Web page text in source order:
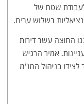
לעבודת שטח של
החוצה עשר דירות
אמיר הרגיש
בניהול המו"מ